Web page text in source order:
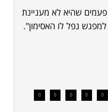
שהיא לא מעניינת
נפל לו האסימון".